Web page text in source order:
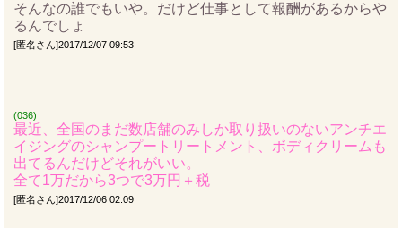
そんなの誰でもいや。だけど仕事として報酬があるからや
るんでしょ
[匿名さん]2017/12/07 09:53
(036)
最近、全国のまだ数店舗のみしか取り扱いのないアンチエ
イジングのシャンプートリートメント、ボディクリームも
出てるんだけどそれがいい。
全て1万だから3つで3万円＋税
[匿名さん]2017/12/06 02:09